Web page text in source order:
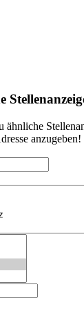
ähnliche
anzugeben!